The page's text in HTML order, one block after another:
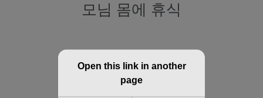
모님 몸에 휴식